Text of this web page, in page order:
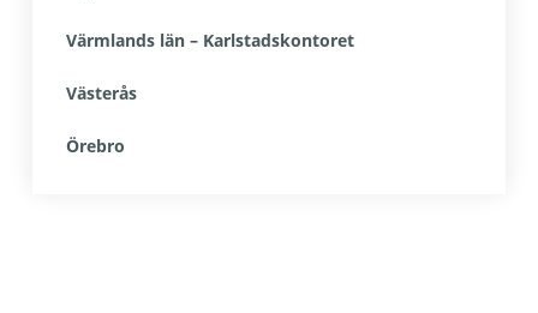
Värmlands län – Karlstadskontoret
Västerås
Örebro